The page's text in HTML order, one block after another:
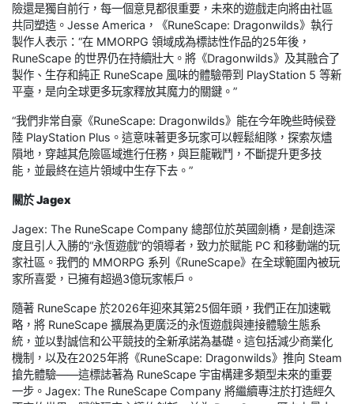
險還是獨自前行，每一個意見都很重要，未來的遊戲走向將由社區
共同塑造。Jesse America，《RuneScape: Dragonwilds》執行
製作人表示：“在 MMORPG 領域成為標誌性作品的25年後，
RuneScape 的世界仍在持續壯大。將《Dragonwilds》及其融合了
製作、生存和純正 RuneScape 風味的體驗帶到 PlayStation 5 等新
平臺，是向全球更多玩家釋放其魔力的關鍵。”
“我們非常自豪《RuneScape: Dragonwilds》能在今年晚些時候登
陸 PlayStation Plus。這意味著更多玩家可以輕鬆組隊，探索灰燼
隕地，穿越其危險區域進行任務，與巨龍戰鬥，不斷提升更多技
能，並最終在這片領域中生存下去。”
關於 Jagex
Jagex: The RuneScape Company 總部位於英國劍橋，是創造深
度且引人入勝的“永恆遊戲”的領導者，致力於賦能 PC 和移動端的玩
家社區。我們的 MMORPG 系列《RuneScape》在全球範圍內被玩
家所喜愛，已擁有超過3億玩家帳戶。
隨著 RuneScape 於2026年迎來其第25個年頭，我們正在加速戰
略，將 RuneScape 擴展為更廣泛的永恆遊戲與連接體驗生態系
統，並以對誠信和公平競技的全新承諾為基礎。這包括減少商業化
機制，以及在2025年將《RuneScape: Dragonwilds》推向 Steam
搶先體驗——這標誌著為 RuneScape 宇宙構建多類型未來的重要
一步。Jagex: The RuneScape Company 將繼續專注於打造經久